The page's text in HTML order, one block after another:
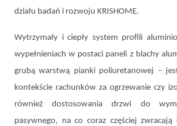
działu badań i rozwoju KRISHOME.
Wytrzymały i ciepły system profili
wypełnieniach w postaci paneli z blachy
grubą warstwą pianki poliuretanowej –
kontekście rachunków za ogrzewanie czy
również dostosowania drzwi do
pasywnego, na co coraz częściej